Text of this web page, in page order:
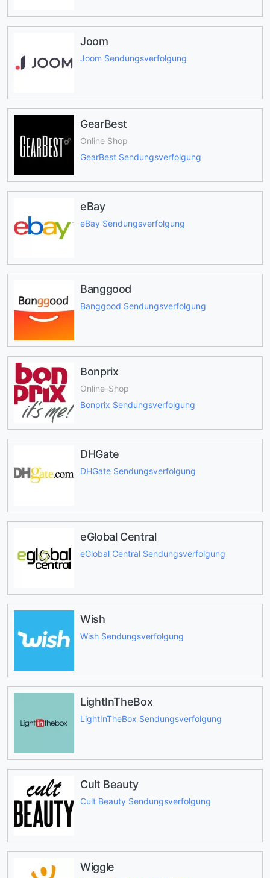
Joom
Joom Sendungsverfolgung
GearBest
Online Shop
GearBest Sendungsverfolgung
eBay
eBay Sendungsverfolgung
Banggood
Banggood Sendungsverfolgung
Bonprix
Online-Shop
Bonprix Sendungsverfolgung
DHGate
DHGate Sendungsverfolgung
eGlobal Central
eGlobal Central Sendungsverfolgung
Wish
Wish Sendungsverfolgung
LightInTheBox
LightInTheBox Sendungsverfolgung
Cult Beauty
Cult Beauty Sendungsverfolgung
Wiggle